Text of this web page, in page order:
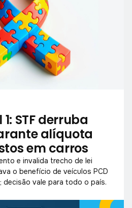
STF derruba
alíquota
em carros
e invalida trecho de lei
o benefício de veículos PCD
decisão vale para todo o país.